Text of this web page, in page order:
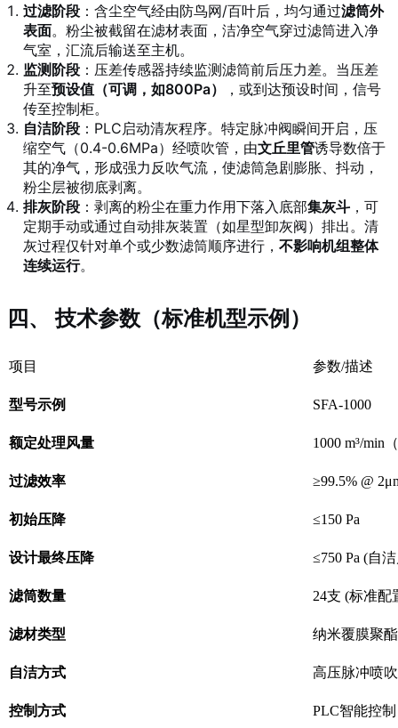
过滤阶段 ：含尘空气经由防鸟网/百叶后，均匀通过滤筒外
表面。粉尘被截留在滤材表面，洁净空气穿过滤筒进入净
气室，汇流后输送至主机。
监测阶段 ：压差传感器持续监测滤筒前后压力差。当压差
升至预设值（可调，如800Pa）
，或到达预设时间，信号
传至控制柜。
自洁阶段 ：PLC启动清灰程序。特定脉冲阀瞬间开启，压
缩空气（0.4-0.6MPa）经喷吹管，由文丘里管诱导数倍于
其的净气，形成强力反吹气流，使滤筒急剧膨胀、抖动，
粉尘层被彻底剥离。
排灰阶段 ：剥离的粉尘在重力作用下落入底部集灰斗 ，可
定期手动或通过自动排灰装置（如星型卸灰阀）排出。清
灰过程仅针对单个或少数滤筒顺序进行， 不影响机组整体
连续运行。
四、 技术参数（标准机型示例）
项目 参数/描述
型号示例 SFA-1000
额定处理风量 1000 m³/min
过滤效率 ≥99.5% @
初始压降 ≤150 Pa
设计最终压降 ≤750 Pa (自
滤筒数量 24支 (标准配
滤材类型 纳米覆膜聚
自洁方式 高压脉冲喷
控制方式 PLC智能控